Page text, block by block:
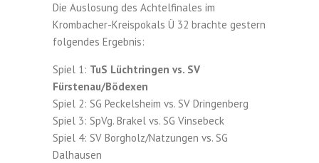
Die Auslosung des Achtelfinales im
Krombacher-Kreispokals Ü 32 brachte gestern
folgendes Ergebnis:
Spiel 1: TuS Lüchtringen vs. SV
Fürstenau/Bödexen
Spiel 2: SG Peckelsheim vs. SV Dringenberg
Spiel 3: SpVg. Brakel vs. SG Vinsebeck
Spiel 4: SV Borgholz/Natzungen vs. SG
Dalhausen